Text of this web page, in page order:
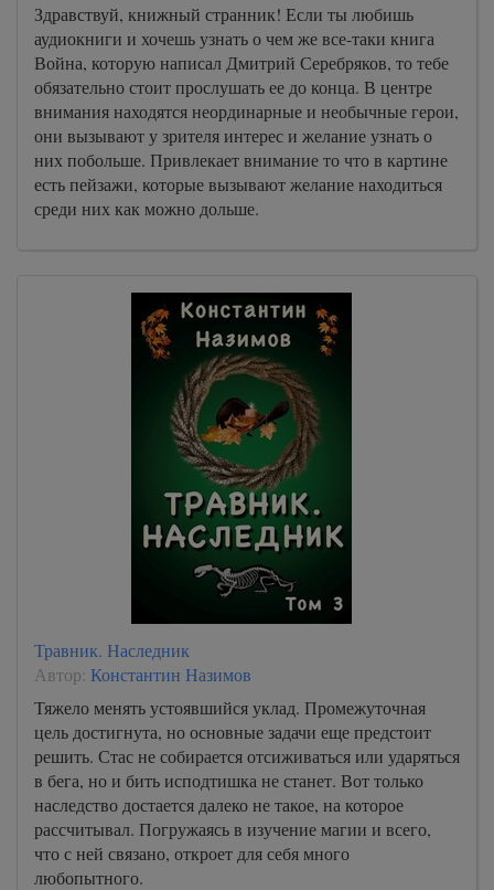
Здравствуй, книжный странник! Если ты любишь
аудиокниги и хочешь узнать о чем же все-таки книга
Война, которую написал Дмитрий Серебряков, то тебе
обязательно стоит прослушать ее до конца. В центре
внимания находятся неординарные и необычные герои,
они вызывают у зрителя интерес и желание узнать о
них побольше. Привлекает внимание то что в картине
есть пейзажи, которые вызывают желание находиться
среди них как можно дольше.
Травник. Наследник
Автор: Константин Назимов
Тяжело менять устоявшийся уклад. Промежуточная
цель достигнута, но основные задачи еще предстоит
решить. Стас не собирается отсиживаться или ударяться
в бега, но и бить исподтишка не станет. Вот только
наследство достается далеко не такое, на которое
рассчитывал. Погружаясь в изучение магии и всего,
что с ней связано, откроет для себя много
любопытного.